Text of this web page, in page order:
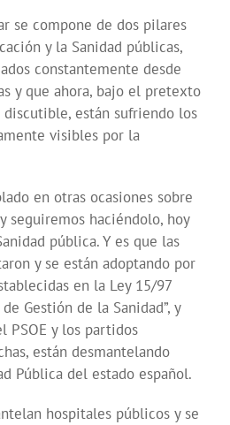
se compone de dos pilares
y la Sanidad públicas,
constantemente desde
y que ahora, bajo el pretexto
están sufriendo los
visibles por la
en otras ocasiones sobre
seguiremos haciéndolo, hoy
pública. Y es que las
y se están adoptando por
en la Ley 15/97
Gestión de la Sanidad”, y
PSOE y los partidos
están desmantelando
Pública del estado español.
hospitales públicos y se